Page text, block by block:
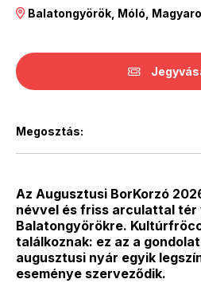
Balatongyörök, Móló,
Megosztás:
Az Augusztusi BorKorzó
névvel és friss arculattal tér
Balatongyörökre.
találkoznak: ez az a
augusztusi nyár egyik
eseménye szerveződik.